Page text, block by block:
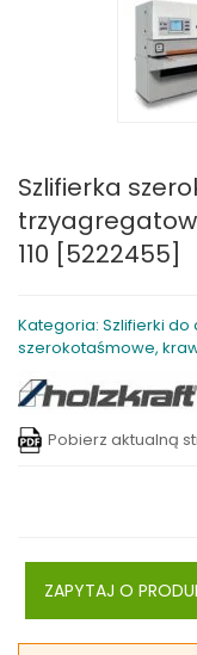
Szlifierka
110 [5222455]
Kategoria: Szlifierki
szerokotaśmowe,
Pobierz aktualną
ZAPYTAJ O